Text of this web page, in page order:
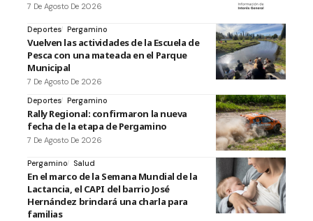
7 De Agosto De 2026
Deportes Pergamino
Vuelven las actividades de la Escuela de
Pesca con una mateada en el Parque
Municipal
7 De Agosto De 2026
Deportes Pergamino
Rally Regional: confirmaron la nueva
fecha de la etapa de Pergamino
7 De Agosto De 2026
Pergamino Salud
En el marco de la Semana Mundial de la
Lactancia, el CAPI del barrio José
Hernández brindará una charla para
familias